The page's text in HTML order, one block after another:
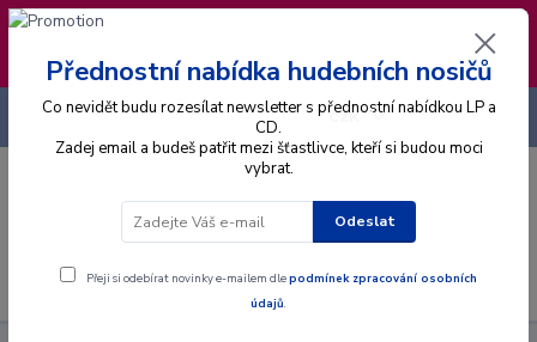
❣️ Od 4.8. do 13.8. čerpám dovolenou. Datum
expedice objednávek se posouvá na pátek
14.8.2026 🐋
Menu
CZK
+420 725 736 293
Přednostní nabídka hudebních nosičů
Co nevidět budu rozesílat newsletter s přednostní nabídkou LP a
CD.
Zadej email a budeš patřit mezi šťastlivce, kteří si budou moci
vybrat.
Odeslat
Přeji si odebírat novinky e-mailem dlepodmínek zpracování osobních
údajů.